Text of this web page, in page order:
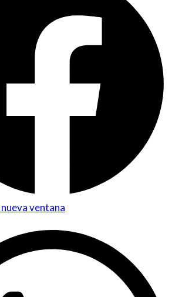
nueva ventana